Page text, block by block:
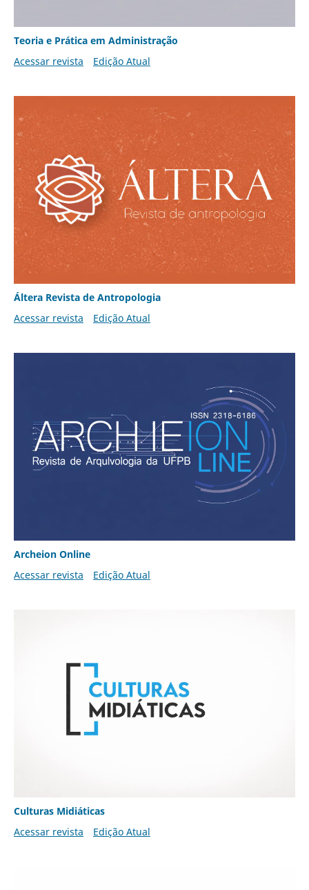
Teoria e Prática em Administração
Acessar revista
Edição Atual
Áltera Revista de Antropologia
Acessar revista
Edição Atual
Archeion Online
Acessar revista
Edição Atual
Culturas Midiáticas
Acessar revista
Edição Atual